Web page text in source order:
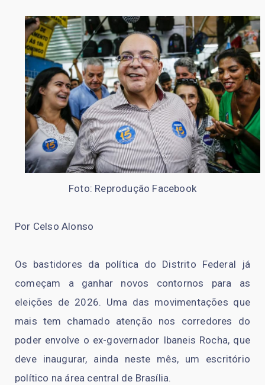
Foto: Reprodução Facebook
Por Celso Alonso
Os bastidores da política do Distrito Federal já
começam a ganhar novos contornos para as
eleições de 2026. Uma das movimentações que
mais tem chamado atenção nos corredores do
poder envolve o ex-governador Ibaneis Rocha, que
deve inaugurar, ainda neste mês, um escritório
político na área central de Brasília.